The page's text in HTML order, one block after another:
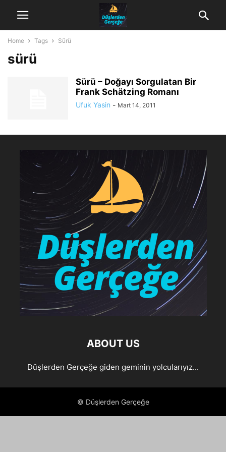
Home Tags Sürü
sürü
Sürü – Doğayı Sorgulatan Bir
Frank Schätzing Romanı
Ufuk Yasin - Mart 14, 2011
ABOUT US
Düşlerden Gerçeğe giden geminin yolcularıyız...
© Düşlerden Gerçeğe